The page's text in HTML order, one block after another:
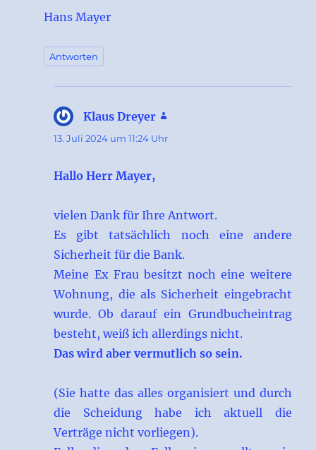
Hans Mayer
Antworten
Klaus Dreyer
13. Juli 2024 um 11:24 Uhr
Hallo Herr Mayer,
vielen Dank für Ihre Antwort.
Es gibt tatsächlich noch eine andere
Sicherheit für die Bank.
Meine Ex Frau besitzt noch eine weitere
Wohnung, die als Sicherheit eingebracht
wurde. Ob darauf ein Grundbucheintrag
besteht, weiß ich allerdings nicht.
Das wird aber vermutlich so sein.
(Sie hatte das alles organisiert und durch
die Scheidung habe ich aktuell die
Verträge nicht vorliegen).